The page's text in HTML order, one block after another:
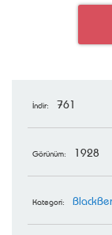
İndir: 761
Görünüm: 1928
Kategori: